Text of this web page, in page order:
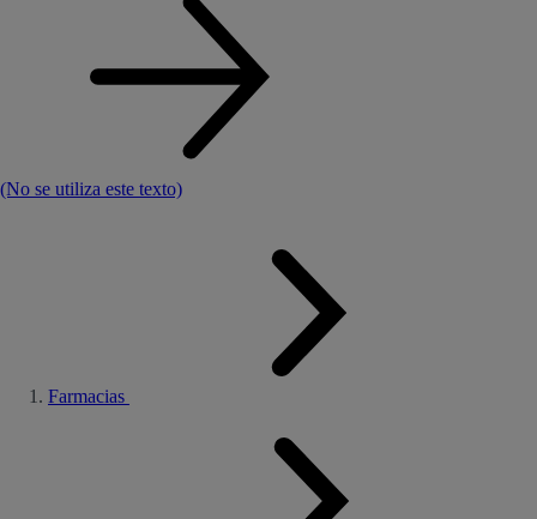
(No se utiliza este texto)
Farmacias